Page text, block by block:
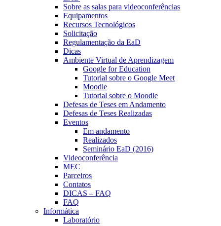
Sobre as salas para videoconferências
Equipamentos
Recursos Tecnológicos
Solicitação
Regulamentação da EaD
Dicas
Ambiente Virtual de Aprendizagem
Google for Education
Tutorial sobre o Google Meet
Moodle
Tutorial sobre o Moodle
Defesas de Teses em Andamento
Defesas de Teses Realizadas
Eventos
Em andamento
Realizados
Seminário EaD (2016)
Videoconferência
MEC
Parceiros
Contatos
DICAS – FAQ
FAQ
Informática
Laboratório